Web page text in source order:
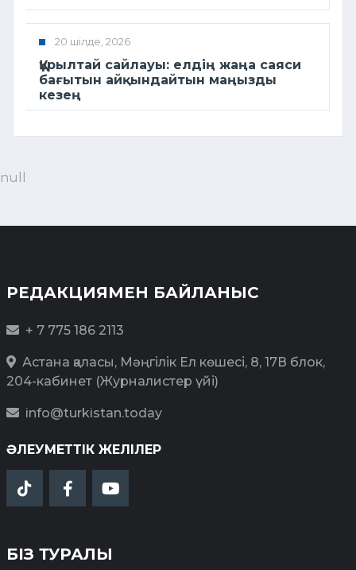
20 шілде, 2026
Құрылтай сайлауы: елдің жаңа саяси
бағытын айқындайтын маңызды
кезең
null
РЕДАКЦИЯМЕН БАЙЛАНЫС
+ 7 775 186 2113
Астана қаласы, Мәңгілік Ел көшесі, 8, 17В блок,
204-кабинет (Журналистер үйі)
info@turkistan.today
ӘЛЕУМЕТТІК ЖЕЛІЛЕР
БІЗ ТУРАЛЫ